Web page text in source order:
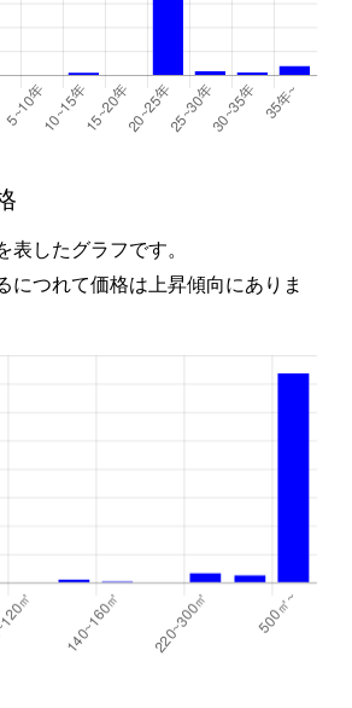
したグラフです。
につれて価格は上昇傾向にありま